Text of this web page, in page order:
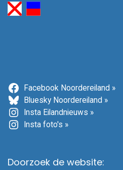
Facebook Noordereiland »
Bluesky Noordereiland »
Insta Eilandnieuws »
Insta foto's »
Doorzoek de website: